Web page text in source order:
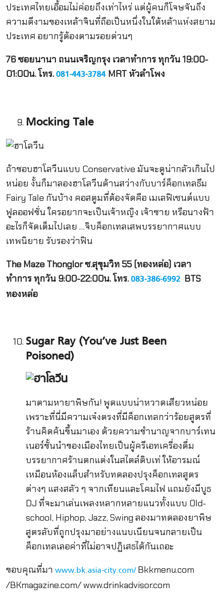
ประเทศไทยเอื้อมไม่ค่อยถึงเท่าไหร่ แต่ผู้คนก็โจษจันถึง
ความดีงามของเหล้าจินที่ถือเป็นหนึ่งในใต้หล้าแห่งสยาม
ประเทศ อยากรู้ต้องตามรอยด่วนๆ
76 ซอยนานา ถนนเจริญกรุง เวลาทำการ ทุกวัน 19:00-
01:00น. โทร.081-443-3784 MRT หัวลำโพง
Mocking Tale
ถ้าชอบฮาโลวีนแบบ Conservative มันจะดูน่ากลัวเกินไป
หน่อย งั้นก็มาลองฮาโลวีนด้านสว่างกับบาร์ค็อกเทลธีม
Fairy Tale กันบ้าง คอสตูมที่ต้องจัดคือ เมเลฟิเซนต์แบบ
ฟูลออฟชั่น ใครอยากจะเป็นเจ้าหญิง เจ้าชาย หรือนางฟ้า
อะไรก็จัดเต็มไปเลย …จิบค็อกเทลเสพบรรยากาศแบบ
เทพนิยาย รับรองว่าฟิน
The Maze Thonglor ซ.สุขุมวิท 55 (ทองหล่อ) เวลา
ทำการ ทุกวัน 9:00-22:00น. โทร.083-386-6992BTS
ทองหล่อ
Sugar Ray (You’ve Just Been
Poisoned)
มาตามหายาพิษกัน! พูดแบบน่าหวาดเสียวหน่อย
เพราะที่นี่มีความเจ๋งตรงที่มีค็อกเทลกว่าร้อยสูตรที่
ร้านคิดค้นขึ้นมาเอง ด้วยความชำนาญจากบาร์เทน
เนอร์ชั้นนำของเมืองไทยเป็นผู้ครีเอทเครื่องดื่ม
บรรยากาศร้านตกแต่งในสไตล์ดิบเท่ ให้อารมณ์
เหมือนห้องแล็บสำหรับทดลองปรุงค็อกเทลสูตร
ต่างๆ แสงสลัว ๆ จากเทียนและโคมไฟ แถมยังมีบูธ
DJ ที่จะมาเล่นเพลงหลากหลายแนวทั้งแบบ Old-
school, Hiphop, Jazz, Swing ลองมาทดลองยาพิษ
สูตรลับที่ถูกปรุงมาอย่างแนบเนียนจนกลายเป็น
ค็อกเทลเลอค่าที่ไม่อาจปฏิเสธได้กันเถอะ
ขอบคุณที่มา www.bk.asia-city.com/Bkkmenu.com
/BKmagazine.com/ www.drinkadvisor.com